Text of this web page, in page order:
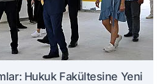
Hukuk Fakültesine Yeni